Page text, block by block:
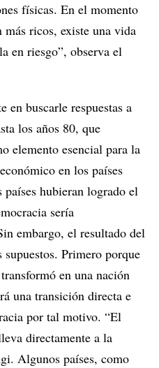
físicas. En el momento
más ricos, existe una vida
en riesgo”, observa el
en buscarle respuestas a
los años 80, que
elemento esencial para la
en los países
países hubieran logrado el
sería
embargo, el resultado del
Primero porque
en una nación
una transición directa e
por tal motivo. “El
directamente a la
Algunos países, como